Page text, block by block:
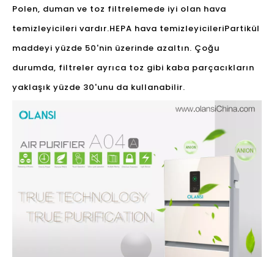
Polen, duman ve toz filtrelemede iyi olan hava
temizleyicileri vardır.HEPA hava temizleyicileriPartikül
maddeyi yüzde 50'nin üzerinde azaltın. Çoğu
durumda, filtreler ayrıca toz gibi kaba parçacıkların
yaklaşık yüzde 30'unu da kullanabilir.